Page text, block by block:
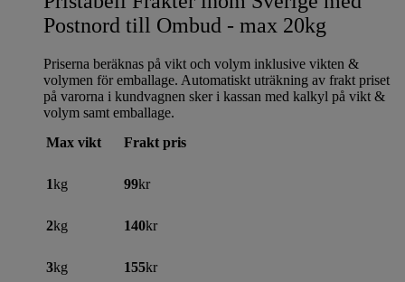
Postnord till Ombud - max 20kg
Priserna beräknas på vikt och volym inklusive vikten &
volymen för emballage. Automatiskt uträkning av frakt priset
på varorna i kundvagnen sker i kassan med kalkyl på vikt &
volym samt emballage.
Max vikt
Frakt pris
1kg 99kr
2kg 140kr
3kg 155kr